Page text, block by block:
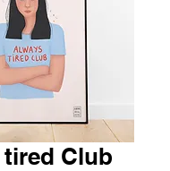
Club